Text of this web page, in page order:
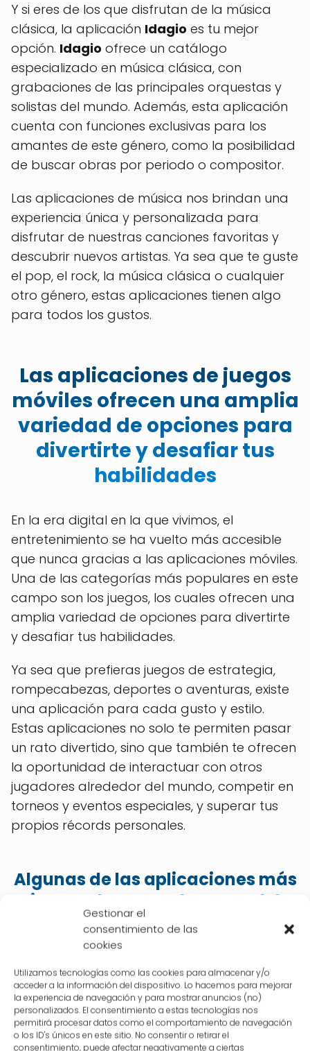
Gestionar el
consentimiento de las
cookies
Utilizamos tecnologías como las cookies para almacenar y/o
acceder a la información del dispositivo. Lo hacemos para mejorar
la experiencia de navegación y para mostrar anuncios (no)
personalizados. El consentimiento a estas tecnologías nos
permitirá procesar datos como el comportamiento de navegación
o los ID's únicos en este sitio. No consentir o retirar el
consentimiento, puede afectar negativamente a ciertas
Y si eres de los que disfrutan de la música
clásica, la aplicación Idagio es tu mejor
opción. Idagio ofrece un catálogo
especializado en música clásica, con
grabaciones de las principales orquestas y
solistas del mundo. Además, esta aplicación
cuenta con funciones exclusivas para los
amantes de este género, como la posibilidad
de buscar obras por periodo o compositor.
Las aplicaciones de música nos brindan una
experiencia única y personalizada para
disfrutar de nuestras canciones favoritas y
descubrir nuevos artistas. Ya sea que te guste
el pop, el rock, la música clásica o cualquier
otro género, estas aplicaciones tienen algo
para todos los gustos.
Las aplicaciones de juegos
móviles ofrecen una amplia
variedad de opciones para
divertirte y desafiar tus
habilidades
En la era digital en la que vivimos, el
entretenimiento se ha vuelto más accesible
que nunca gracias a las aplicaciones móviles.
Una de las categorías más populares en este
campo son los juegos, los cuales ofrecen una
amplia variedad de opciones para divertirte
y desafiar tus habilidades.
Ya sea que prefieras juegos de estrategia,
rompecabezas, deportes o aventuras, existe
una aplicación para cada gusto y estilo.
Estas aplicaciones no solo te permiten pasar
un rato divertido, sino que también te ofrecen
la oportunidad de interactuar con otros
jugadores alrededor del mundo, competir en
torneos y eventos especiales, y superar tus
propios récords personales.
Algunas de las aplicaciones más
innovadoras en el campo del
entretenimiento son:
forma en que jugamos al combinar la
realidad aumentada con la popular
franquicia de Pokémon. Con esta
aplicación, puedes recorrer el mundo